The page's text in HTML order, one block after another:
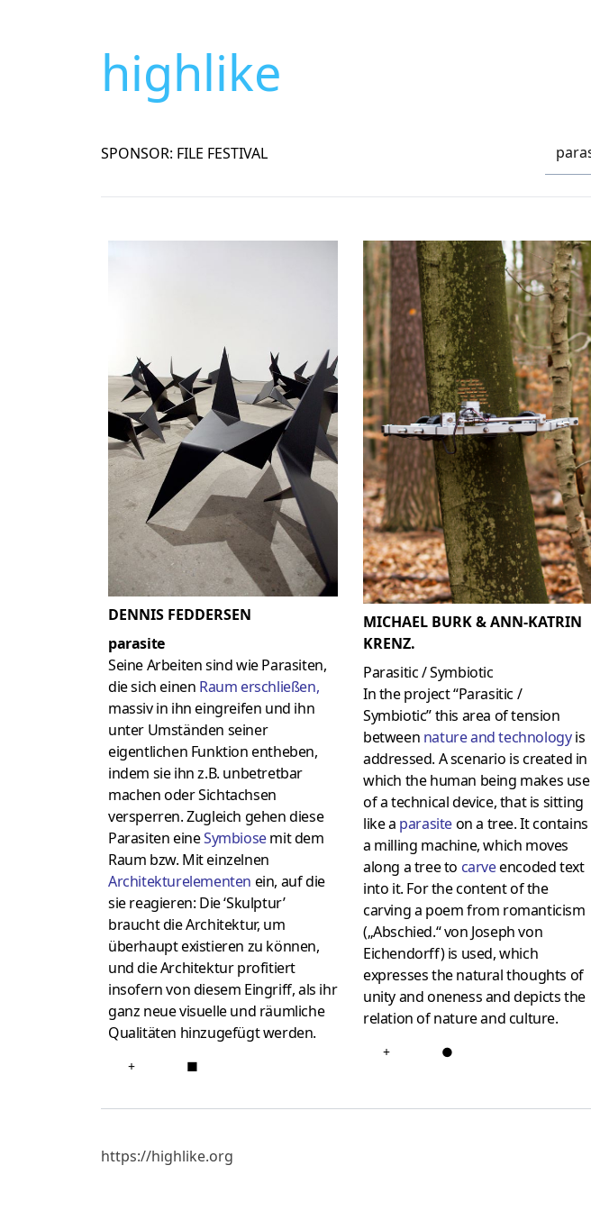
highlike
SPONSOR: FILE FESTIVAL
DENNIS FEDDERSEN
parasite
Seine Arbeiten sind wie Parasiten,
die sich einen Raum erschließen,
massiv in ihn eingreifen und ihn
unter Umständen seiner
eigentlichen Funktion entheben,
indem sie ihn z.B. unbetretbar
machen oder Sichtachsen
versperren. Zugleich gehen diese
Parasiten eineSymbiosemit dem
Raum bzw. Mit einzelnen
Architekturelementen ein, auf die
sie reagieren: Die ‘Skulptur’
braucht die Architektur, um
überhaupt existieren zu können,
und die Architektur profitiert
insofern von diesem Eingriff, als ihr
ganz neue visuelle und räumliche
Qualitäten hinzugefügt werden.
+ ■
MICHAEL BURK & ANN-KATRIN
KRENZ.
Parasitic / Symbiotic
In the project “Parasitic /
Symbiotic” this area of tension
between nature and technologyis
addressed. A scenario is created in
which the human being makes use
of a technical device, that is sitting
like a parasiteon a tree. It contains
a milling machine, which moves
along a tree to carveencoded text
into it. For the content of the
carving a poem from romanticism
(„Abschied.“ von Joseph von
Eichendorff) is used, which
expresses the natural thoughts of
unity and oneness and depicts the
relation of nature and culture.
+ ●
https://highlike.org